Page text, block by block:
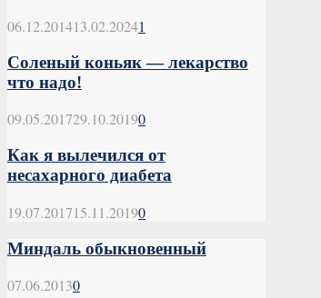
06.12.201413.02.20241
Соленый коньяк — лекарство
что надо!
09.05.201729.10.20190
Как я вылечился от
несахарного диабета
19.07.201715.11.20190
Миндаль обыкновенный
07.06.20130